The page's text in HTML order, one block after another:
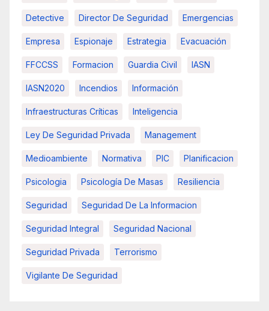
Detective Director De Seguridad Emergencias
Empresa Espionaje Estrategia Evacuación
FFCCSS Formacion Guardia Civil IASN
IASN2020 Incendios Información
Infraestructuras Críticas Inteligencia
Ley De Seguridad Privada Management
Medioambiente Normativa PIC Planificacion
Psicologia Psicología De Masas Resiliencia
Seguridad Seguridad De La Informacion
Seguridad Integral Seguridad Nacional
Seguridad Privada Terrorismo
Vigilante De Seguridad